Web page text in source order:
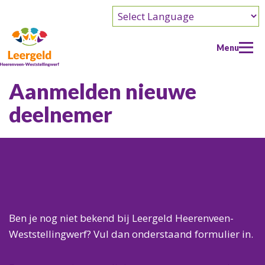
Powered by
Home
Ik ben nieuw bij Leergeld
Over ons
Menu
Aanmelden nieuwe
deelnemer
Ben je nog niet bekend bij Leergeld Heerenveen-
Weststellingwerf? Vul dan onderstaand formulier in.